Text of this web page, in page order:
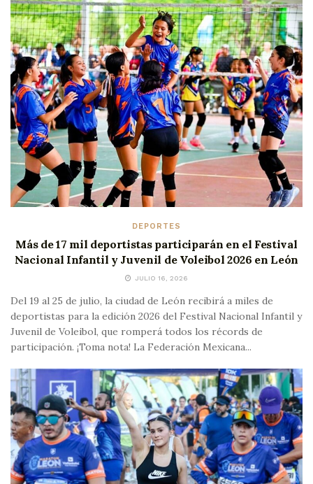
DEPORTES
Más de 17 mil deportistas participarán en el Festival
Nacional Infantil y Juvenil de Voleibol 2026 en León
JULIO 16, 2026
Del 19 al 25 de julio, la ciudad de León recibirá a miles de
deportistas para la edición 2026 del Festival Nacional Infantil y
Juvenil de Voleibol, que romperá todos los récords de
participación. ¡Toma nota! La Federación Mexicana...